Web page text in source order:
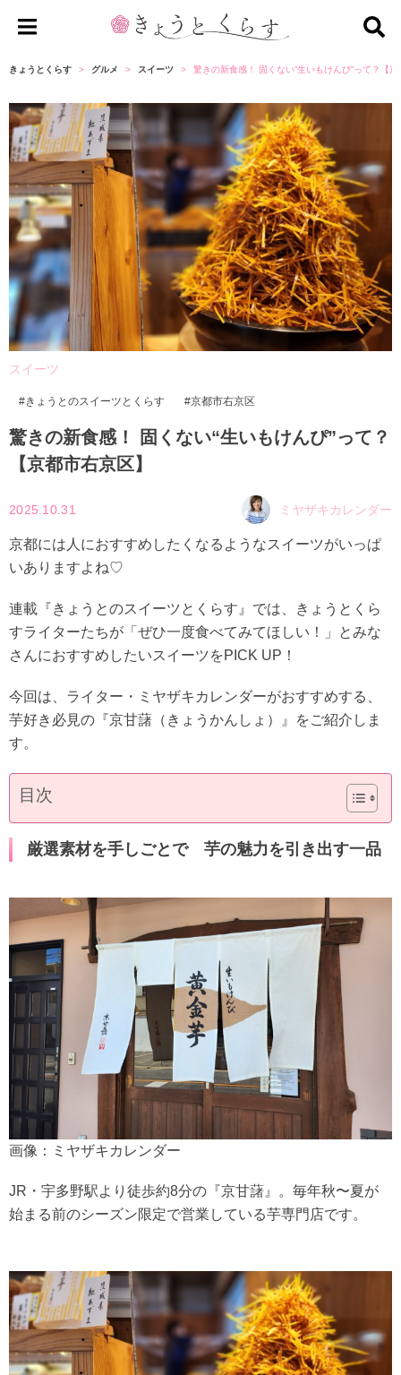
ょ
く
ら
す
きょうとくらす グルメ スイーツ 驚きの新食感！ 固くない“生いもけんぴ”って？【
スイーツ
きょうとのスイーツとくらす 京都市右京区
驚きの新食感！ 固くない“生いもけんぴ”って？
【京都市右京区】
2025.10.31 ミヤザキカレンダー
京都には人におすすめしたくなるようなスイーツがいっぱ
いありますよね♡
連載『きょうとのスイーツとくらす』では、きょうとくら
すライターたちが「ぜひ一度食べてみてほしい！」とみな
さんにおすすめしたいスイーツをPICK UP！
今回は、ライター・ミヤザキカレンダーがおすすめする、
芋好き必見の『京甘藷（きょうかんしょ）』をご紹介しま
す。
目次
厳選素材を手しごとで 芋の魅力を引き出す一品
画像：ミヤザキカレンダー
JR・宇多野駅より徒歩約8分の『京甘藷』。毎年秋〜夏が
始まる前のシーズン限定で営業している芋専門店です。